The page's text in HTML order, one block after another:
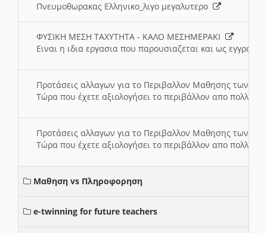
Πνευμοθωρακας Ελληνικο_λιγο μεγαλυτερο
ΦΥΣΙΚΗ ΜΕΣΗ ΤΑΧΥΤΗΤΑ - ΚΑΛΟ ΜΕΣΗΜΕΡΑΚΙ
Ειναι η ιδια εργασια που παρουσιαζεται και ως
Προτάσεις αλλαγων για το Περιβαλλον Μαθησης των
Τώρα που έχετε αξιολογήσει το περιβάλλον απο πολλές
Προτάσεις αλλαγων για το Περιβαλλον Μαθησης των
Τώρα που έχετε αξιολογήσει το περιβάλλον απο πολλές
Μαθηση vs Πληροφορηση
e-twinning for future teachers